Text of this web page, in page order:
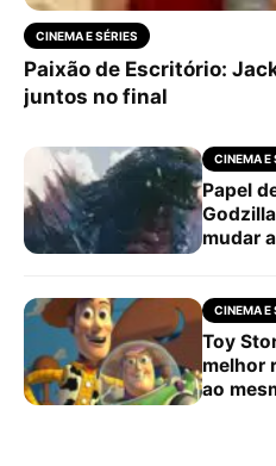
CINEMA E SÉRIES
Paixão de Escritório:
juntos no final
CINEMA E
Papel
mudar
CINEMA E
Toy
melhor
ao